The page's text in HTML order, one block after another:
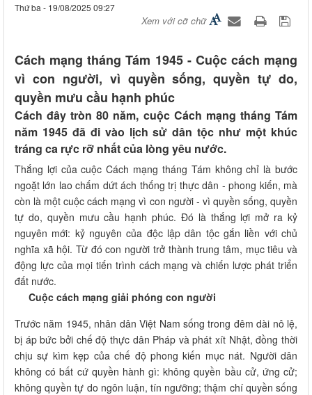
Thứ ba - 19/08/2025 09:27
Xem với cỡ chữ
Cách mạng tháng Tám 1945 - Cuộc cách mạng
vì con người, vì quyền sống, quyền tự do,
quyền mưu cầu hạnh phúc
Cách đây tròn 80 năm, cuộc Cách mạng tháng Tám
năm 1945 đã đi vào lịch sử dân tộc như một khúc
tráng ca rực rỡ nhất của lòng yêu nước.
Thắng lợi của cuộc Cách mạng tháng Tám không chỉ là bước
ngoặt lớn lao chấm dứt ách thống trị thực dân - phong kiến, mà
còn là một cuộc cách mạng vì con người - vì quyền sống, quyền
tự do, quyền mưu cầu hạnh phúc. Đó là thắng lợi mở ra kỷ
nguyên mới: kỷ nguyên của độc lập dân tộc gắn liền với chủ
nghĩa xã hội. Từ đó con người trở thành trung tâm, mục tiêu và
động lực của mọi tiến trình cách mạng và chiến lược phát triển
đất nước.
Cuộc cách mạng giải phóng con người
Trước năm 1945, nhân dân Việt Nam sống trong đêm dài nô lệ,
bị áp bức bởi chế độ thực dân Pháp và phát xít Nhật, đồng thời
chịu sự kìm kẹp của chế độ phong kiến mục nát. Người dân
không có bất cứ quyền hành gì: không quyền bầu cử, ứng cử;
không quyền tự do ngôn luận, tín ngưỡng; thậm chí quyền sống